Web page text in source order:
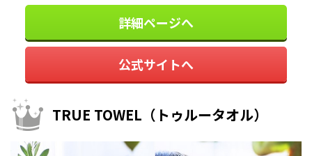
詳細ページへ
公式サイトへ
TRUE TOWEL（トゥルータオル）